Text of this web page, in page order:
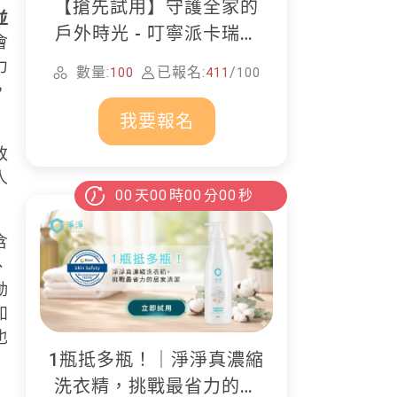
【搶先試用】守護全家的
戶外時光 - 叮寧派卡瑞丁
防蚊液
數量:100 已報名:411 /100
我要報名
00 天00 時00 分00 秒
1瓶抵多瓶！｜淨淨真濃縮
洗衣精，挑戰最省力的居